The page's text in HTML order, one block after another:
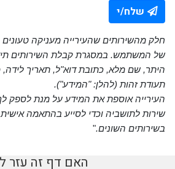
שלח/י
חלק מהשירותים שהעירייה מעניקה
של המשתמש. במסגרת קבלת השירותים
היתר, שם מלא, כתובת דוא"ל, תאריך לידה,
תעודת זהות (להלן: "המידע").
העירייה אוספת את המידע על מנת לספק
שירות לתושביה וכדי לסייע בהתאמה אישית
בשירותים השונים."
האם דף זה עזר